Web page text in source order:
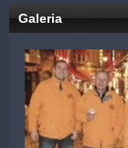
Galeria